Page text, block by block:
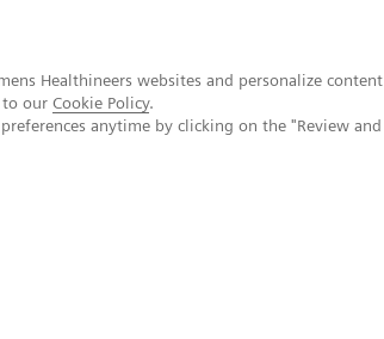
Healthineers websites and personalize content
to our Cookie Policy.
anytime by clicking on the "Review and